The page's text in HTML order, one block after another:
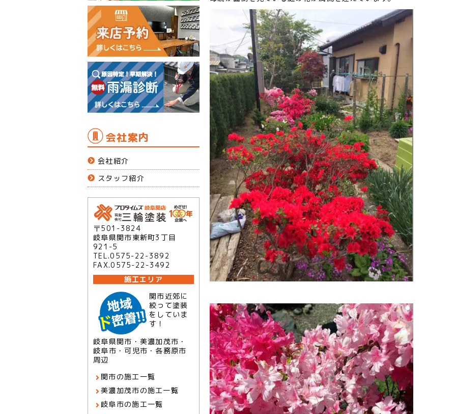
会社案内
会社紹介
スタッフ紹介
〒501-3824
岐阜県関市東新町3丁目
921-5
TEL.0575-22-3892
FAX.0575-22-3492
施工エリア
関市近郊に
絞って塗装
をしていま
す！
岐阜県関市・美濃加茂市・
岐阜市・可児市・各務原市
周辺
関市の施工一覧
美濃加茂市の施工一覧
岐阜市の施工一覧